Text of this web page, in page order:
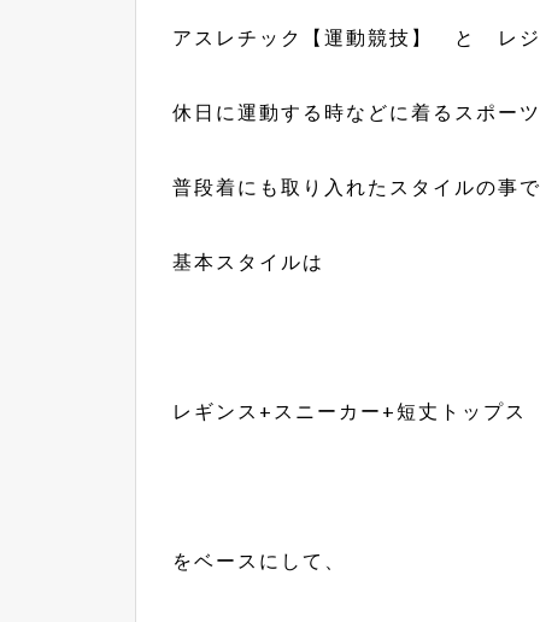
アスレチック【運動競技】 と レジ
休日に運動する時などに着るスポー
普段着にも取り入れたスタイルの事
基本スタイルは
レギンス+スニーカー+短丈トップス
をベースにして、